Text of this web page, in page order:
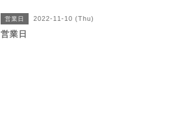
営業日 2022-11-10 (Thu)
営業日